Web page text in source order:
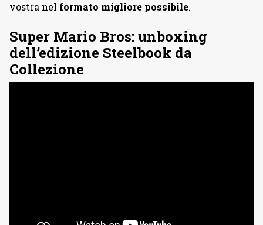
vostra nel formato migliore possibile.
Super Mario Bros: unboxing
dell’edizione Steelbook da
Collezione